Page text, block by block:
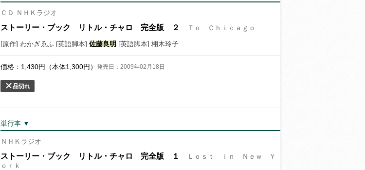
ＣＤ ＮＨＫラジオ
ストーリー・ブック リトル・チャロ 完全版 ２ Ｔｏ Ｃｈｉｃａｇｏ
[原作] わかぎゑふ [英語脚本] 佐藤良明 [英語脚本] 栩木玲子
価格： 1,430円（本体1,300円） 発売日：2009年02月18日
品切れ
単行本 ▼
ＮＨＫラジオ
ストーリー・ブック リトル・チャロ 完全版 １
Ｌｏｓｔ ｉｎ Ｎｅｗ Ｙ
ｏｒｋ